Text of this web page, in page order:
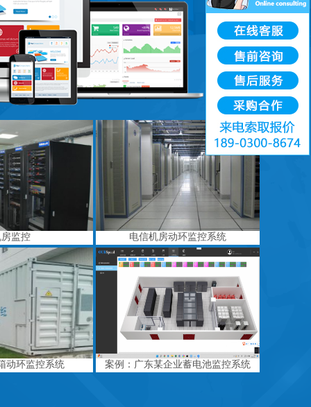
监控 电信机房动环监控系统
动环监控系统 案例：广东某企业蓄电池监控系统